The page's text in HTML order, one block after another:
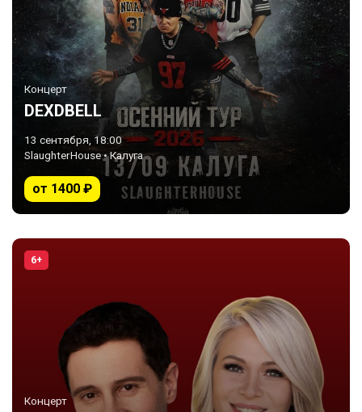
Концерт
DEXDBELL
13 сентября, 18:00
SlaughterHouse • Калуга
от 1400 ₽
6+
Концерт